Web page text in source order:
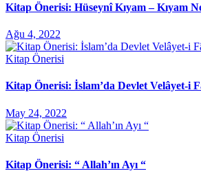
Kitap Önerisi: Hüseynî Kıyam – Kıyam
Ağu 4, 2022
Kitap Önerisi
Kitap Önerisi: İslam’da Devlet Velâyet-i
May 24, 2022
Kitap Önerisi
Kitap Önerisi: “ Allah’ın Ayı “